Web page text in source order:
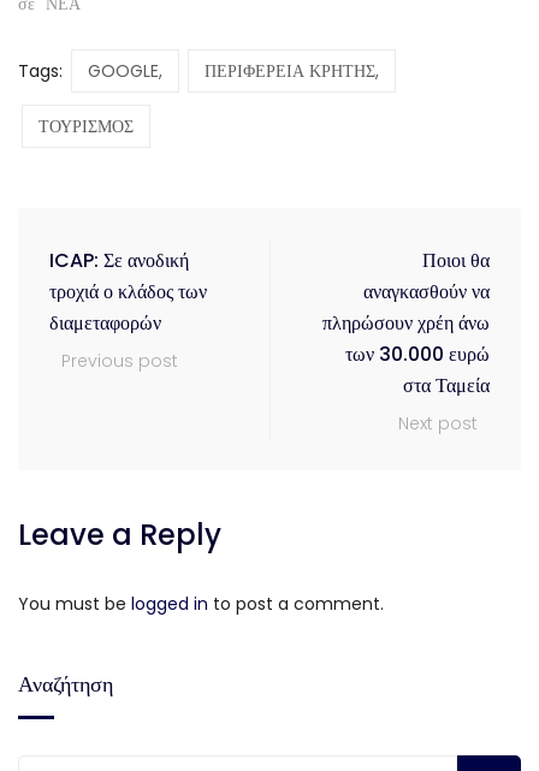
Tags: GOOGLE, ΠΕΡΙΦΕΡΕΙΑ ΚΡΗΤΗΣ,
ΤΟΥΡΙΣΜΟΣ
ICAP: Σε ανοδική
τροχιά ο κλάδος των
διαμεταφορών
Previous post
Ποιοι θα
αναγκασθούν να
πληρώσουν χρέη άνω
των 30.000 ευρώ
στα Ταμεία
Next post
Leave a Reply
You must be logged in to post a comment.
Αναζήτηση